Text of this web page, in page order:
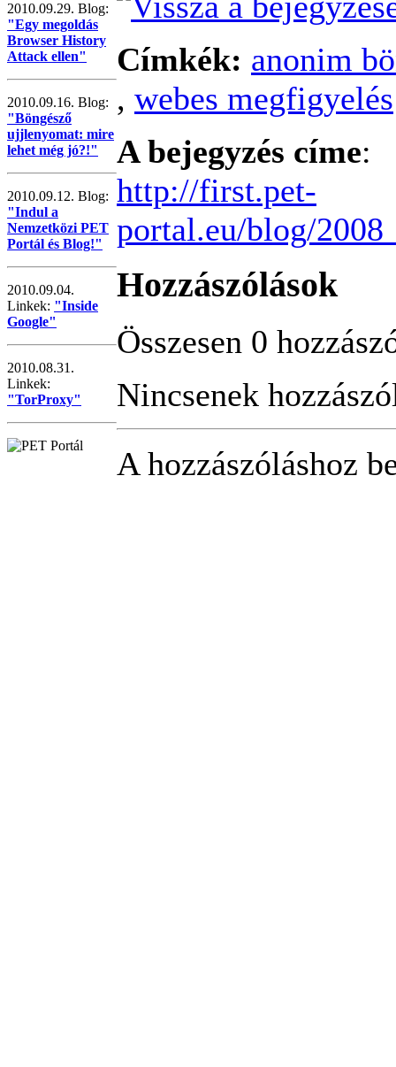
2010.09.29. Blog:
"Egy megoldás
Browser History
Attack ellen"
2010.09.16. Blog:
"Böngésző
ujjlenyomat: mire
lehet még jó?!"
2010.09.12. Blog:
"Indul a
Nemzetközi PET
Portál és Blog!"
2010.09.04.
Linkek: "Inside
Google"
2010.08.31.
Linkek:
"TorProxy"
Címkék: anonim
, webes megfigyelés
A bejegyzés címe:
http://first.pet-
portal.eu/blog/
Hozzászólások
Összesen 0
Nincsenek
A hozzászóláshoz